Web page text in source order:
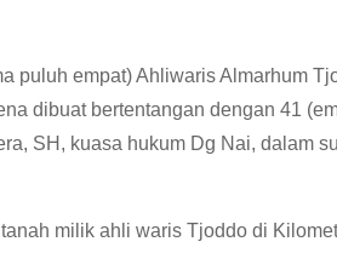
puluh empat) Ahliwaris Almarhum
dibuat bertentangan dengan 41
SH, kuasa hukum Dg Nai, dalam
milik ahli waris Tjoddo di